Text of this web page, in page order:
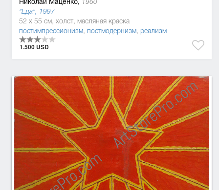
"Еда", 1997
52 x 55 см, холст, масляная краска
постимпрессионизм, постмодернизм, реализм
1.500 USD